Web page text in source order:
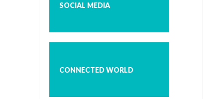
SOCIAL MEDIA
CONNECTED WORLD